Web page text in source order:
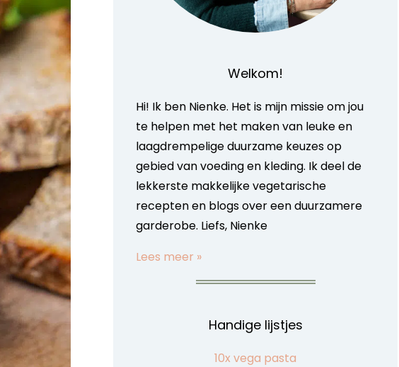
Welkom!
Hi! Ik ben Nienke. Het is mijn missie om jou
te helpen met het maken van leuke en
laagdrempelige duurzame keuzes op
gebied van voeding en kleding. Ik deel de
lekkerste makkelijke vegetarische
recepten en blogs over een duurzamere
garderobe. Liefs, Nienke
Lees meer »
Handige lijstjes
10x vega pasta